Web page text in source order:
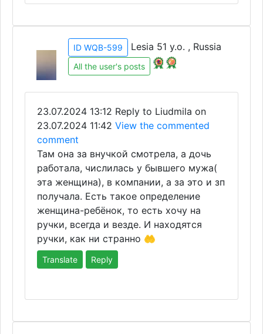
ID WQB-599 Lesia 51 y.o. , Russia
All the user's posts
23.07.2024 13:12 Reply to Liudmila on
23.07.2024 11:42 View the commented
comment
Там она за внучкой смотрела, а дочь
работала, числилась у бывшего мужа(
эта женщина), в компании, а за это и зп
получала. Есть такое определение
женщина-ребёнок, то есть хочу на
ручки, всегда и везде. И находятся
ручки, как ни странно 🤲
Translate Reply